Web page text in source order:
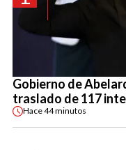
Gobierno de
traslado de 117
Hace44 minutos